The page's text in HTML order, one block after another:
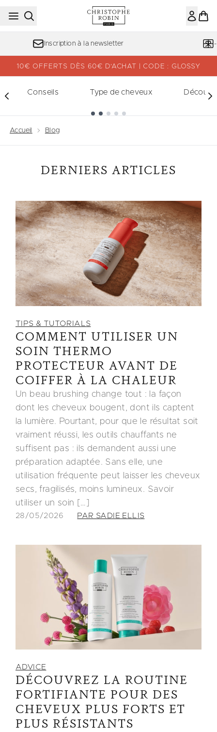
Passer au contenu principal
Inscription à la newsletter
10€ OFFERTS DÈS 60€ D’ACHAT | CODE : GLOSSY
Conseils Type de cheveux
Accueil Blog
DERNIERS ARTICLES
TIPS & TUTORIALS
COMMENT UTILISER UN
SOIN THERMO
PROTECTEUR AVANT DE
COIFFER À LA CHALEUR
Un beau brushing change tout : la façon
dont les cheveux bougent, dont ils captent
la lumière. Pourtant, pour que le résultat soit
vraiment réussi, les outils chauffants ne
suffisent pas : ils demandent aussi une
préparation adaptée. Sans elle, une
utilisation fréquente peut laisser les cheveux
secs, fragilisés, moins lumineux. Savoir
utiliser un soin […]
28/05/2026 PAR SADIE ELLIS
ADVICE
DÉCOUVREZ LA ROUTINE
FORTIFIANTE POUR DES
CHEVEUX PLUS FORTS ET
PLUS RÉSISTANTS